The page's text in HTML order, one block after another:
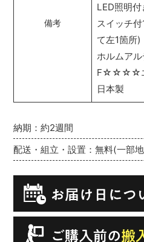
納期：約2週間
配送・組立・設置：無料(一部
備考
LED照明付
スイッチ
て左1箇所)
ホルムア
F☆☆☆☆エ
日本製